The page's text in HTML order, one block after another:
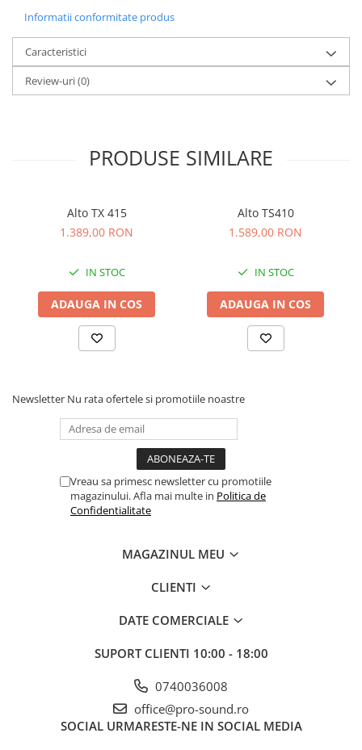
Ecrane LED
Efecte de lumini
Lasere
Moving Head-uri
Scene şi Ring-uri de Dans
Stative si schela lumini
Claviaturi
Instrumente cu arcus
Instrumente de percutie
Accesorii DJ
Accesorii Pick-up si Vinyl
Case-uri DJ
Controllere MIDI - USB DAW
Cabluri si conectori
Cabluri adaptoare, cabluri Y
Informatii conformitate produs
Caracteristici
Review-uri(0)
PRODUSE SIMILARE
Alto TX 415
1.389,00 RON
IN STOC
ADAUGA IN COS
Alto TS410
1.589,00 RON
IN STOC
ADAUGA IN COS
Newsletter Nu rata ofertele si promotiile noastre
Vreau sa primesc newsletter cu promotiile
magazinului. Afla mai multe in Politica de
Confidentialitate
MAGAZINUL MEU
CLIENTI
DATE COMERCIALE
SUPORT CLIENTI 10:00 - 18:00
0740036008
office@pro-sound.ro
SOCIAL URMARESTE-NE IN SOCIAL MEDIA